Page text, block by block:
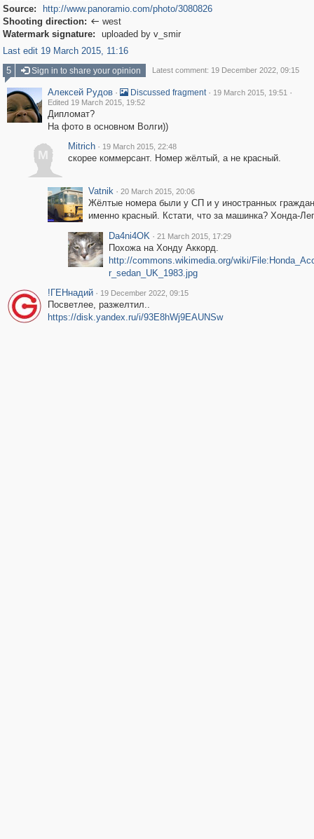
Source:
http://www.panoramio.com/photo/3080826
Shooting direction:  west
Watermark signature:
uploaded by v_smir
Last edit 19 March 2015, 11:16
5
Sign in to share your opinion Latest comment: 19 December 2022, 09:15
Алексей Рудов · Discussed fragment · 19 March 2015, 19:51 ·
Edited 19 March 2015, 19:52
Дипломат?
На фото в основном Волги))
M
Mitrich · 19 March 2015, 22:48
скорее коммерсант. Номер жёлтый, а не красный.
Vatnik · 20 March 2015, 20:06
Жёлтые номера были у СП и у иностранных
именно красный. Кстати, что за машинка? Хонда-
Da4ni4OK · 21 March 2015, 17:29
Похожа на Хонду Аккорд.
http://commons.wikimedia.org/wiki/
r_sedan_UK_1983.jpg
!ГЕНнадий · 19 December 2022, 09:15
Посветлее, разжелтил..
https://disk.yandex.ru/i/93E8hWj9EAUNSw